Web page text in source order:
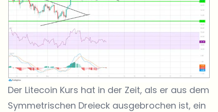
Der Litecoin Kurs hat in der Zeit, als er aus dem
Symmetrischen Dreieck ausgebrochen ist, ein